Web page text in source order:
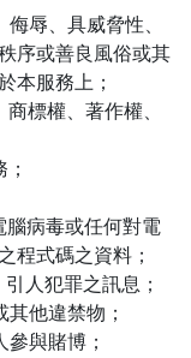
辱、具威脅性、
序或善良風俗或其
本服務上；
標權、著作權、
腦病毒或任何對電
程式碼之資料；
人犯罪之訊息；
他違禁物；
與賭博；